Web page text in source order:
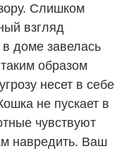
Слишком
взгляд
в доме завелась
образом
несет в себе
не пускает в
чувствуют
навредить. Ваш